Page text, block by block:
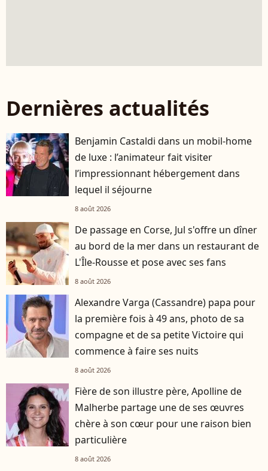
Dernières actualités
Benjamin Castaldi dans un mobil-home
de luxe : l’animateur fait visiter
l’impressionnant hébergement dans
lequel il séjourne
8 août 2026
De passage en Corse, Jul s'offre un dîner
au bord de la mer dans un restaurant de
L'Île-Rousse et pose avec ses fans
8 août 2026
Alexandre Varga (Cassandre) papa pour
la première fois à 49 ans, photo de sa
compagne et de sa petite Victoire qui
commence à faire ses nuits
8 août 2026
Fière de son illustre père, Apolline de
Malherbe partage une de ses œuvres
chère à son cœur pour une raison bien
particulière
8 août 2026